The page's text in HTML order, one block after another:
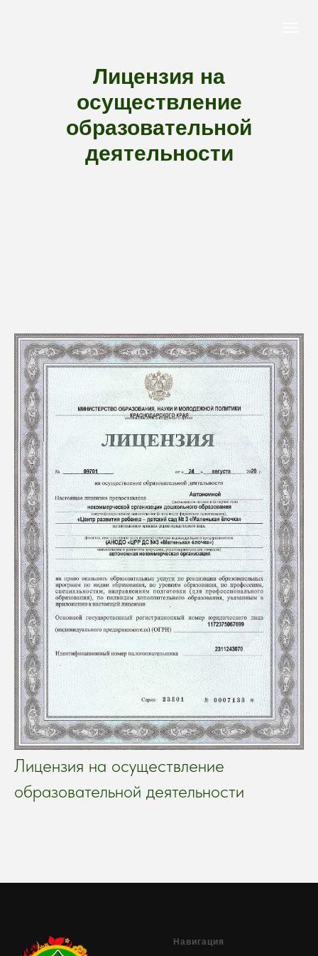
Лицензия на
осуществление
образовательной
деятельности
Лицензия на осуществление
образовательной деятельности
Навигация